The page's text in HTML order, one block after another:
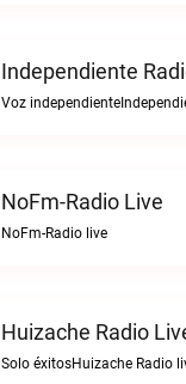
Independiente
Voz
NoFm-Radio Live
NoFm-Radio live
Huizache Radio
Solo éxitosHuizache Radio